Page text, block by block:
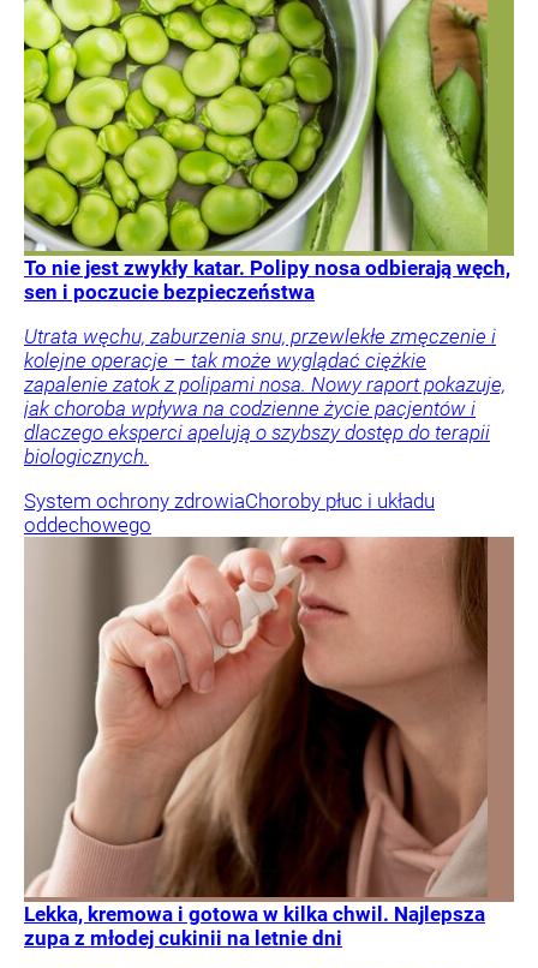
To nie jest zwykły katar. Polipy nosa odbierają węch,
sen i poczucie bezpieczeństwa
Utrata węchu, zaburzenia snu, przewlekłe zmęczenie i
kolejne operacje – tak może wyglądać ciężkie
zapalenie zatok z polipami nosa. Nowy raport pokazuje,
jak choroba wpływa na codzienne życie pacjentów i
dlaczego eksperci apelują o szybszy dostęp do terapii
biologicznych.
System ochrony zdrowiaChoroby płuc i układu
oddechowego
Lekka, kremowa i gotowa w kilka chwil. Najlepsza
zupa z młodej cukinii na letnie dni